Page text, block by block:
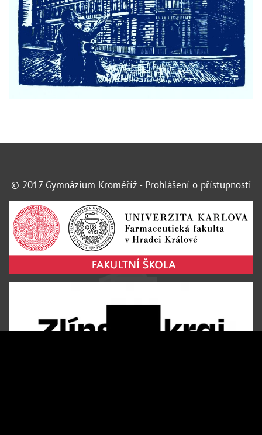
© 2017 Gymnázium Kroměříž - Prohlášení o přístupnosti